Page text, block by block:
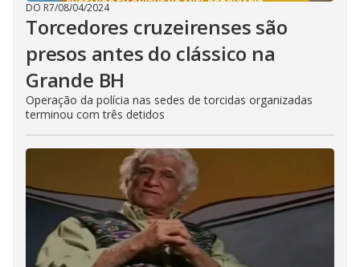
DO R7/08/04/2024
Torcedores cruzeirenses são
presos antes do clássico na
Grande BH
Operação da polícia nas sedes de torcidas organizadas
terminou com três detidos